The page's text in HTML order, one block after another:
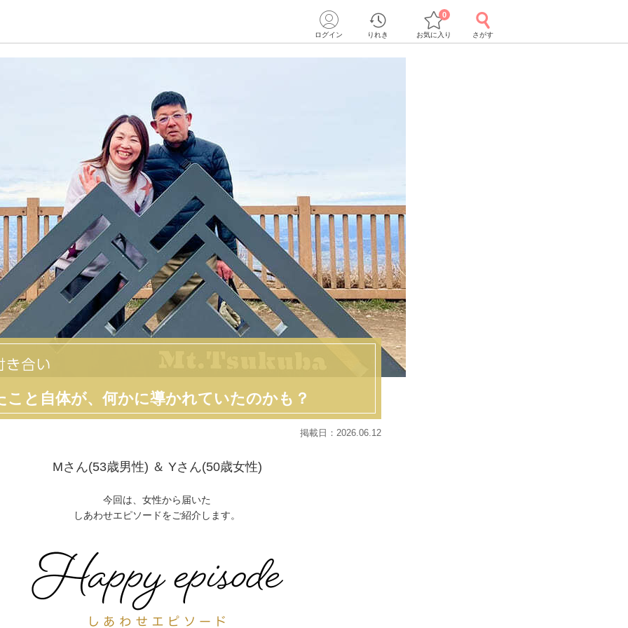
ログイン りれき お気に入り
0
さがす
こと自体が、何かに導かれていたのかも？
掲載日：2026.06.12
Mさん(53歳男性) ＆ Yさん(50歳女性)
今回は、女性から届いた
しあわせエピソードをご紹介します。